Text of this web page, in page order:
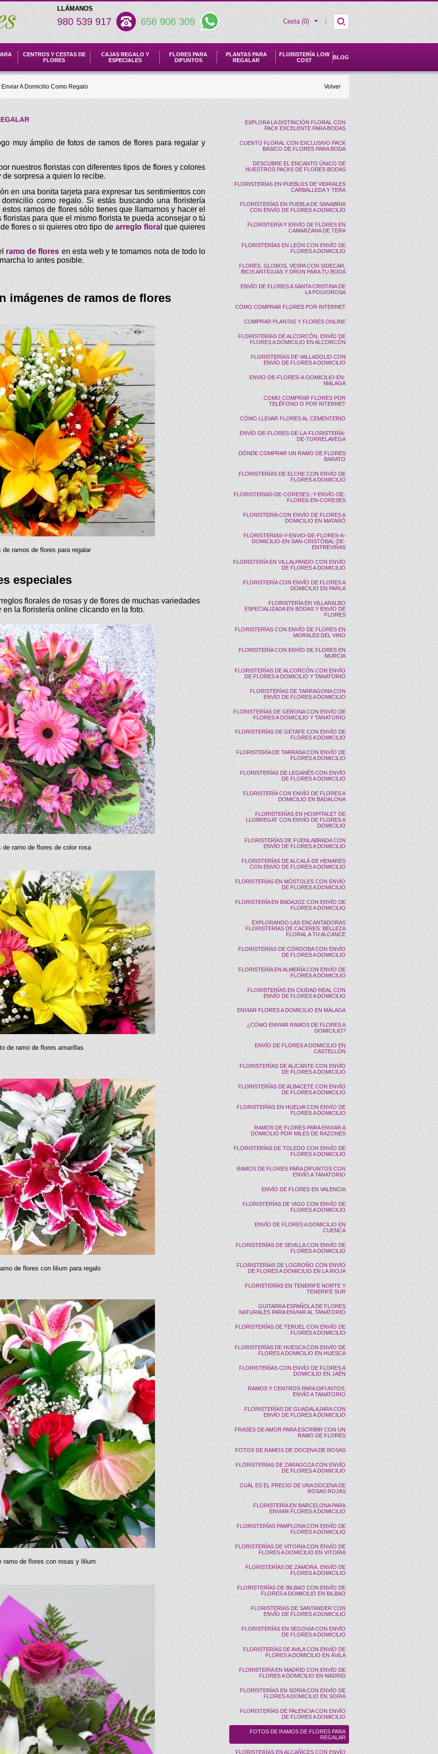
LLÁMANOS
980 539 917 656 906 309 Cesta (0)
CENTROS Y CESTAS DE
FLORES
CAJAS REGALO Y
ESPECIALES
FLORES PARA
DIFUNTOS
PLANTAS PARA
REGALAR
FLORISTERÍA LOW
COST
BLOG
A Domicilio Como Regalo Volver
muy ámplio de fotos de ramos de flores para regalar y
nuestros floristas con diferentes tipos de flores y colores
sorpresa a quien lo recibe.
en una bonita tarjeta para expresar tus sentimientos con
como regalo. Si estás buscando una floristería
ramos de flores sólo tienes que llamarnos y hacer el
para que el mismo florista te pueda aconsejar o tú
flores o si quieres otro tipo de arreglo floral que quieres
ramo de flores en esta web y te tomamos nota de todo lo
lo antes posible.
imágenes de ramos de flores
de ramos de flores para regalar
especiales
florales de rosas y de flores de muchas variedades
la floristería online clicando en la foto.
de ramo de flores de color rosa
de ramo de flores amarillas
de flores con lilium para regalo
ramo de flores con rosas y lilium
EXPLORA LA DISTINCIÓN FLORAL CON
PACK EXCELENTE PARA BODAS
CUENTO FLORAL CON EXCLUSIVO PACK
BÁSICO DE FLORES PARA BODA
DESCUBRE EL ENCANTO ÚNICO DE
NUESTROS PACKS DE FLORES BODAS
FLORISTERÍAS EN PUEBLOS DE VIDRIALES
CARBALLEDA Y TERA
FLORISTERÍAS EN PUEBLA DE SANABRIA
CON ENVÍO DE FLORES A DOMICILIO
FLORISTERÍA Y ENVÍO DE FLORES EN
CAMARZANA DE TERA
FLORISTERÍAS EN LEÓN CON ENVÍO DE
FLORES A DOMICILIO
FLORES, GLOBOS, VESPA CON SIDECAR,
BICIS ANTÍGUAS Y DRON PARA TU BODA
ENVÍO DE FLORES A SANTA CRISTINA DE
LA POLVOROSA
CÓMO COMPRAR FLORES POR INTERNET
COMPRAR PLANTAS Y FLORES ONLINE
FLORISTERÍAS DE ALCORCÓN, ENVÍO DE
FLORES A DOMICILIO EN ALCORCÓN
FLORISTERÍAS DE VALLADOLID CON
ENVÍO DE FLORES A DOMICILIO
ENVIO-DE-FLORES-A-DOMICILIO-EN-
MALAGA
COMO COMPRAR FLORES POR
TELÉFONO O POR INTERNET
CÓMO LLEVAR FLORES AL CEMENTERIO
ENVÍO-DE-FLORES-DE-LA-FLORISTERÍA-
DE-TORRELAVEGA
DÓNDE COMPRAR UN RAMO DE FLORES
BARATO
FLORISTERÍAS DE ELCHE CON ENVÍO DE
FLORES A DOMICILIO
FLORISTERIAS-DE-CORESES,-Y-ENVÍO-DE-
FLORES-EN-CORESES
FLORISTERÍA CON ENVÍO DE FLORES A
DOMICILIO EN MATARÓ
FLORISTERIAS-Y-ENVIO-DE-FLORES-A-
DOMICILIO-EN-SAN-CRISTÓBAL-DE-
ENTREVIÑAS
FLORISTERÍA EN VILLALPANDO CON ENVÍO
DE FLORES A DOMICILIO
FLORISTERÍA CON ENVÍO DE FLORES A
DOMICILIO EN PARLA
FLORISTERÍA EN VILLARALBO
ESPECIALIZADA EN BODAS Y ENVÍO DE
FLORES
FLORISTERÍAS CON ENVÍO DE FLORES EN
MORALES DEL VINO
FLORISTERÍA CON ENVÍO DE FLORES EN
MURCIA
FLORISTERÍAS DE ALCORCÓN CON ENVÍO
DE FLORES A DOMICILIO Y TANATORIO
FLORISTERÍAS DE TARRAGONA CON
ENVÍO DE FLORES A DOMICILIO
FLORISTERÍAS DE GERONA CON ENVÍO DE
FLORES A DOMICILIO Y TANATORIO
FLORISTERÍAS DE GETAFE CON ENVÍO DE
FLORES A DOMICILIO
FLORISTERÍA DE TARRASA CON ENVÍO DE
FLORES A DOMICILIO
FLORISTERÍAS DE LEGANÉS CON ENVÍO
DE FLORES A DOMICILIO
FLORISTERÍA CON ENVÍO DE FLORES A
DOMICILIO EN BADALONA
FLORISTERÍAS EN HOSPITALET DE
LLOBREGAT CON ENVÍO DE FLORES A
DOMICILIO
FLORISTERÍAS DE FUENLABRADA CON
ENVÍO DE FLORES A DOMICILIO
FLORISTERÍAS DE ALCALÁ DE HENARES
CON ENVÍO DE FLORES A DOMICILIO
FLORISTERÍAS EN MÓSTOLES CON ENVÍO
DE FLORES A DOMICILIO
FLORISTERÍA EN BADAJOZ CON ENVÍO DE
FLORES A DOMICILIO
EXPLORANDO LAS ENCANTADORAS
FLORISTERÍAS DE CACERES: BELLEZA
FLORAL A TU ALCANCE
FLORISTERÍAS DE CÓRDOBA CON ENVÍO
DE FLORES A DOMICILIO
FLORISTERÍA EN ALMERÍA CON ENVÍO DE
FLORES A DOMICILIO
FLORISTERÍAS EN CIUDAD REAL CON
ENVÍO DE FLORES A DOMICILIO
ENVIAR FLORES A DOMICILIO EN MÁLAGA
¿CÓMO ENVIAR RAMOS DE FLORES A
DOMICILIO?
ENVÍO DE FLORES A DOMICILIO EN
CASTELLÓN
FLORISTERÍAS DE ALICANTE CON ENVÍO
DE FLORES A DOMICILIO
FLORISTERÍAS DE ALBACETE CON ENVÍO
DE FLORES A DOMICILIO
FLORISTERÍAS EN HUELVA CON ENVÍO DE
FLORES A DOMICILIO
RAMOS DE FLORES PARA ENVIAR A
DOMICILIO POR MILES DE RAZONES
FLORISTERÍAS DE TOLEDO CON ENVÍO DE
FLORES A DOMICILIO
RAMOS DE FLORES PARA DIFUNTOS CON
ENVÍO A TANATORIO
ENVÍO DE FLORES EN VALENCIA
FLORISTERÍAS DE VIGO CON ENVÍO DE
FLORES A DOMICILIO
ENVÍO DE FLORES A DOMICILIO EN
CUENCA
FLORISTERÍAS DE SEVILLA CON ENVÍO DE
FLORES A DOMICILIO
FLORISTERÍAS DE LOGROÑO CON ENVÍO
DE FLORES A DOMICILIO EN LA RIOJA
FLORISTERÍAS EN TENERIFE NORTE Y
TENERIFE SUR
GUITARRA ESPAÑOLA DE FLORES
NATURALES PARA ENVIAR AL TANATORIO
FLORISTERÍAS DE TERUEL CON ENVÍO DE
FLORES A DOMICILIO
FLORISTERÍAS DE HUESCA CON ENVÍO DE
FLORES A DOMICILIO EN HUESCA
FLORISTERÍAS CON ENVÍO DE FLORES A
DOMICILIO EN JAÉN
RAMOS Y CENTROS PARA DIFUNTOS,
ENVÍO A TANATORIO
FLORISTERÍAS DE GUADALAJARA CON
ENVÍO DE FLORES A DOMICILIO
FRASES DE AMOR PARA ESCRIBIR CON UN
RAMO DE FLORES
FOTOS DE RAMOS DE DOCENA DE ROSAS
FLORISTERÍAS DE ZARAGOZA CON ENVÍO
DE FLORES A DOMICILIO
CUÁL ES EL PRECIO DE UNA DOCENA DE
ROSAS ROJAS
FLORISTERÍA EN BARCELONA PARA
ENVIAR FLORES A DOMICILIO
FLORISTERÍAS PAMPLONA CON ENVÍO DE
FLORES A DOMICILIO
FLORISTERÍAS DE VITORIA CON ENVÍO DE
FLORES A DOMICILIO EN VITORIA
FLORISTERÍAS DE ZAMORA. ENVÍO DE
FLORES A DOMICILIO
FLORISTERÍAS DE BILBAO CON ENVÍO DE
FLORES A DOMICILIO EN BILBAO
FLORISTERÍAS DE SANTANDER CON
ENVÍO DE FLORES A DOMICILIO
FLORISTERÍAS EN SEGOVIA CON ENVÍO
DE FLORES A DOMICILIO
FLORISTERÍAS DE AVILA CON ENVÍO DE
FLORES A DOMICILIO EN ÁVILA
FLORISTERÍA EN MADRID CON ENVÍO DE
FLORES A DOMICILIO EN MADRID
FLORISTERÍAS EN SORIA CON ENVÍO DE
FLORES A DOMICILIO EN SORIA
FLORISTERÍAS DE PALENCIA CON ENVÍO
DE FLORES A DOMICILIO
FOTOS DE RAMOS DE FLORES PARA
REGALAR
FLORISTERÍAS EN ALCAÑICES CON ENVÍO